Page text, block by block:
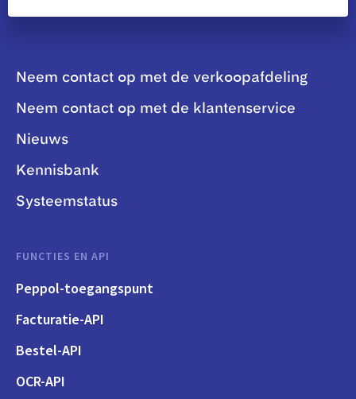
Neem contact op met de verkoopafdeling
Neem contact op met de klantenservice
Nieuws
Kennisbank
Systeemstatus
FUNCTIES EN API
Peppol-toegangspunt
Facturatie-API
Bestel-API
OCR-API